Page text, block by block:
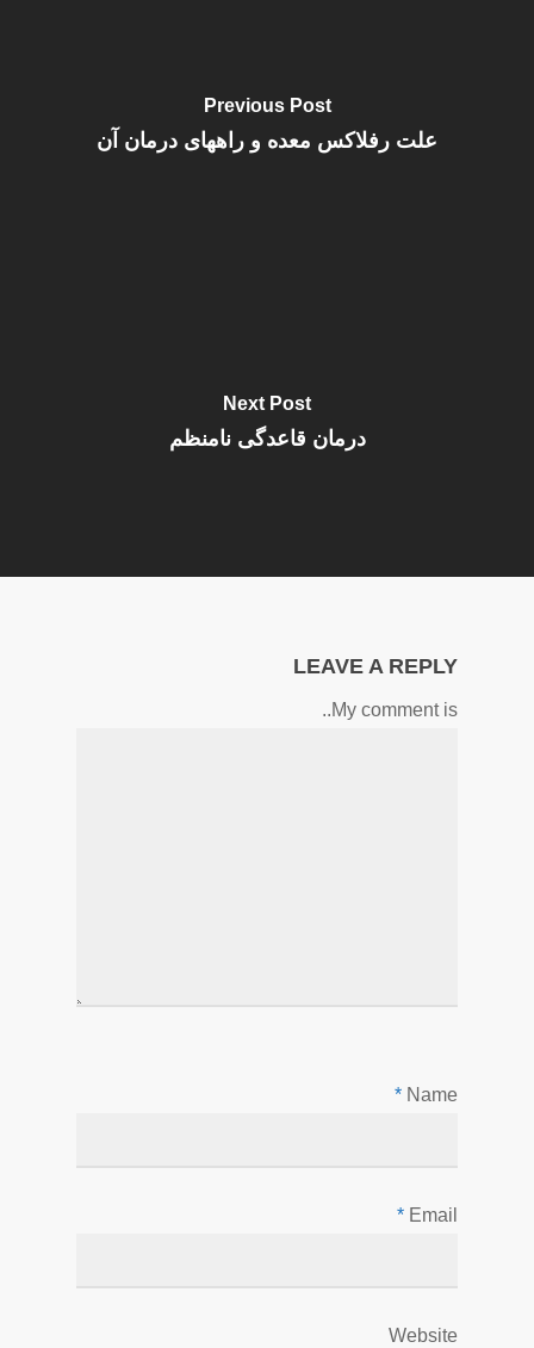
Previous Post
علت رفلاکس معده و راههای درمان آن
Next Post
درمان قاعدگی نامنظم
LEAVE A REPLY
My comment is..
Name
*
Email
*
Website